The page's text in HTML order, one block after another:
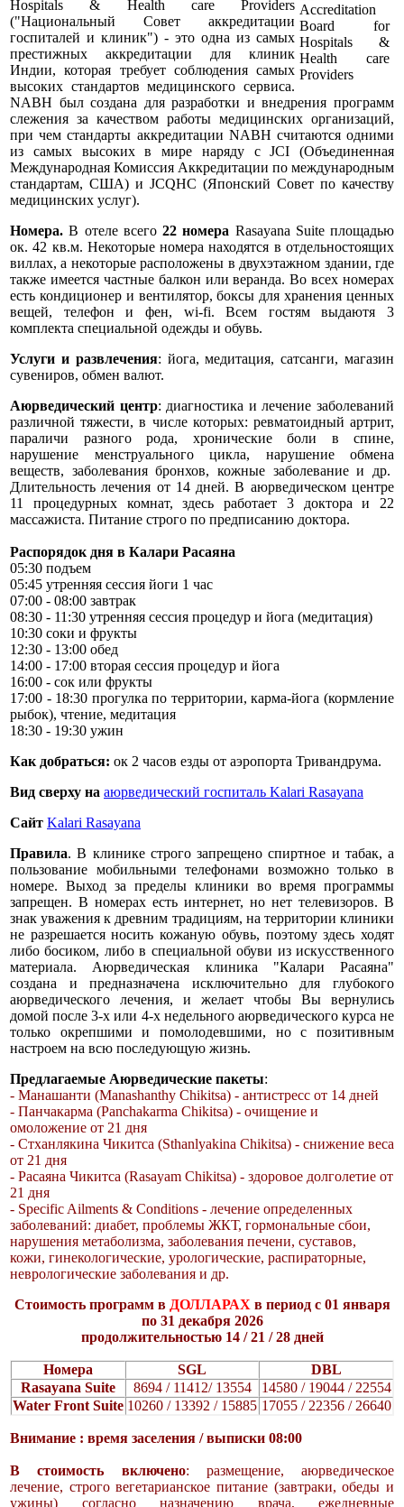
Hospitals & Health care Providers
("Национальный Совет аккредитации
госпиталей и клиник") - это одна из самых
престижных аккредитации для клиник
Индии, которая требует соблюдения самых
высоких стандартов медицинского сервиса.
NABH был создана для разработки и внедрения программ
слежения за качеством работы медицинских организаций,
при чем стандарты аккредитации NABH считаются одними
из самых высоких в мире наряду с JCI (Объединенная
Международная Комиссия Аккредитации по международным
стандартам, США) и JCQHC (Японский Совет по качеству
медицинских услуг).
Номера.В отеле всего 22 номера Rasayana Suite площадью
ок. 42 кв.м. Некоторые номера находятся в отдельностоящих
виллах, а некоторые расположены в двухэтажном здании, где
также имеется частные балкон или веранда. Во всех номерах
есть кондиционер и вентилятор, боксы для хранения ценных
вещей, телефон и фен, wi-fi. Всем гостям выдаютя 3
комплекта специальной одежды и обувь.
Услуги и развлечения: йога, медитация, сатсанги, магазин
сувениров, обмен валют.
Аюрведический центр: диагностика и лечение заболеваний
различной тяжести, в числе которых: ревматоидный артрит,
параличи разного рода, хронические боли в спине,
нарушение менструального цикла, нарушение обмена
веществ, заболевания бронхов, кожные заболевание и др.
Длительность лечения от 14 дней. В аюрведическом центре
11 процедурных комнат, здесь работает 3 доктора и 22
массажиста. Питание строго по предписанию доктора.
Распорядок дня в Калари Расаяна
05:30 подъем
05:45 утренняя сессия йоги 1 час
07:00 - 08:00 завтрак
08:30 - 11:30 утренняя сессия процедур и йога (медитация)
10:30 соки и фрукты
12:30 - 13:00 обед
14:00 - 17:00 вторая сессия процедур и йога
16:00 - сок или фрукты
17:00 - 18:30 прогулка по территории, карма-йога (кормление
рыбок), чтение, медитация
18:30 - 19:30 ужин
Как добраться: ок 2 часов езды от аэропорта Тривандрума.
Вид сверху на аюрведический госпиталь Kalari Rasayana
Сайт Kalari Rasayana
Правила. В клинике строго запрещено спиртное и табак, а
пользование мобильными телефонами возможно только в
номере. Выход за пределы клиники во время программы
запрещен. В номерах есть интернет, но нет телевизоров. В
знак уважения к древним традициям, на территории клиники
не разрешается носить кожаную обувь, поэтому здесь ходят
либо босиком, либо в специальной обуви из искусственного
материала. Аюрведическая клиника "Калари Расаяна"
создана и предназначена исключительно для глубокого
аюрведического лечения, и желает чтобы Вы вернулись
домой после 3-х или 4-х недельного аюрведического курса не
только окрепшими и помолодевшими, но с позитивным
настроем на всю последующую жизнь.
Предлагаемые Аюрведические пакеты:
- Манашанти (Manashanthy Chikitsa) - антистресс от 14 дней
- Панчакарма (Panchakarma Сhikitsa) - очищение и
омоложение от 21 дня
- Стханлякина Чикитса (Sthanlyakina Chikitsa) - снижение веса
от 21 дня
- Расаяна Чикитса (Rasayam Chikitsa) - здоровое долголетие от
21 дня
- Specific Ailments & Conditions - лечение определенных
заболеваний: диабет, проблемы ЖКТ, гормональные сбои,
нарушения метаболизма, заболевания печени, суставов,
кожи, гинекологические, урологические, распираторные,
неврологические заболевания и др.
Стоимость программ в ДОЛЛАРАХ в период с 01 января
по 31 декабря 2026
продолжительностью 14 / 21 / 28 дней
Номера SGL
DBL
Rasayana Suite
8694 / 11412/ 13554
14580 / 19044 / 22554
Water Front Suite 10260 / 13392 / 15885 17055 / 22356 / 26640
Внимание : время заселения / выписки 08:00
В стоимость включено: размещение, аюрведическое
лечение, строго вегетарианское питание (завтраки, обеды и
ужины) согласно назначению врача, ежедневные